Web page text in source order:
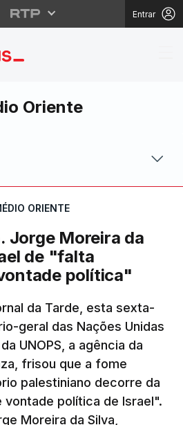
Entrar
Gaza.
Oriente
ORIENTE
Jorge Moreira da
de "falta
política"
da Tarde, esta sexta-
geral das Nações Unidas
UNOPS, a agência da
frisou que a fome
palestiniano decorre da
política de Israel".
Moreira da Silva,